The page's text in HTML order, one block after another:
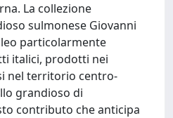
La collezione
sulmonese Giovanni
particolarmente
italici, prodotti nei
nel territorio centro-
grandioso di
contributo che anticipa